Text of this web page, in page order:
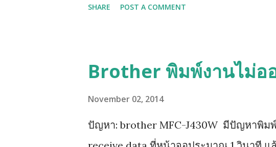
แทงค์รุ่นใหม่ LC73, LC77 เพราะตัวปิด
SHARE POST A COMMENT
Brother พิมพ์งานไม่อ
November 02, 2014
ปัญหา: brother MFC-J430W มีปัญหาพิม